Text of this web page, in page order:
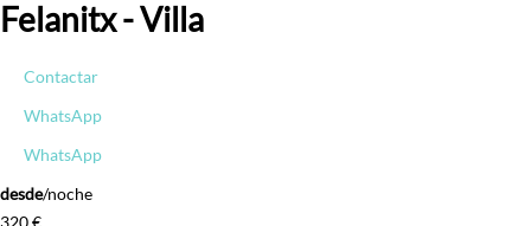
Felanitx -Villa
Contactar
WhatsApp
WhatsApp
desde/noche
320€